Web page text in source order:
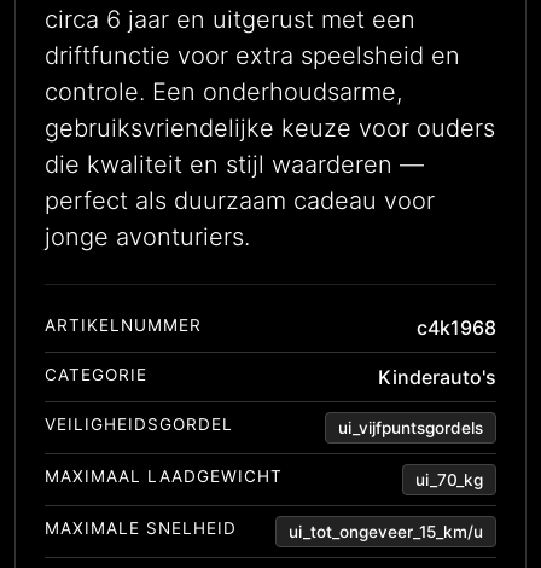
circa 6 jaar en uitgerust met een
driftfunctie voor extra speelsheid en
controle. Een onderhoudsarme,
gebruiksvriendelijke keuze voor ouders
die kwaliteit en stijl waarderen —
perfect als duurzaam cadeau voor
jonge avonturiers.
ARTIKELNUMMER c4k1968
CATEGORIE Kinderauto's
VEILIGHEIDSGORDEL ui_vijfpuntsgordels
MAXIMAAL LAADGEWICHT ui_70_kg
MAXIMALE SNELHEID ui_tot_ongeveer_15_km/u